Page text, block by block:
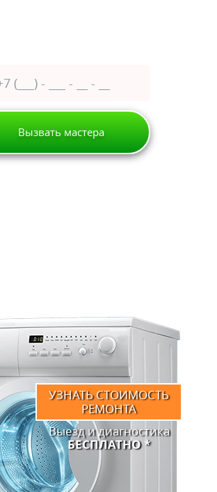
Вызвать мастера
УЗНАТЬ СТОИМОСТЬ
РЕМОНТА
Выезд и диагностика
БЕСПЛАТНО *